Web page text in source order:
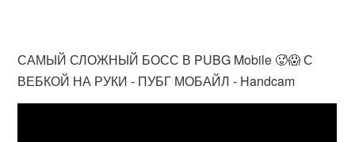
САМЫЙ СЛОЖНЫЙ БОСС В PUBG Mobile 🥵😱 С
ВЕБКОЙ НА РУКИ - ПУБГ МОБАЙЛ - Handcam